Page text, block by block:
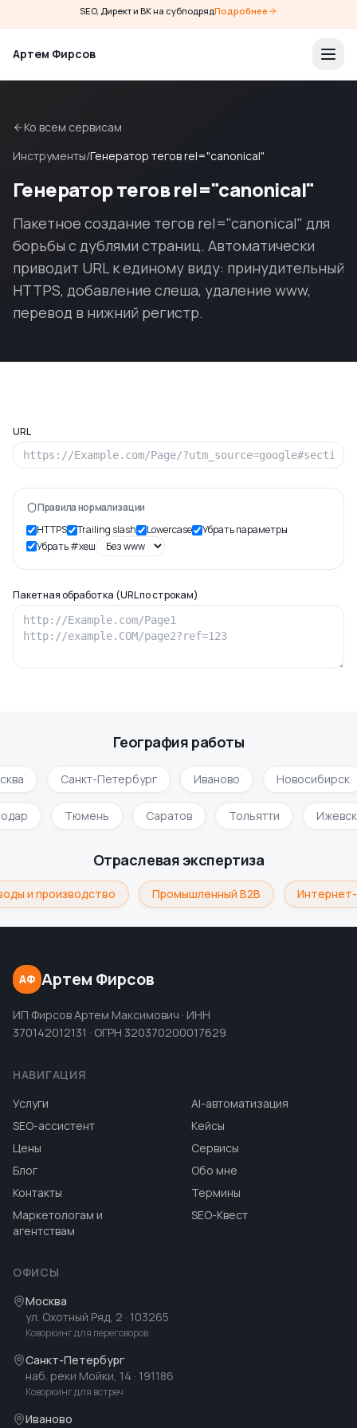
SEO, Директ и ВК на субподрядПодробнее
Артем Фирсов
Ко всем сервисам
Инструменты/Генератор тегов rel="canonical"
Генератор тегов rel="canonical"
Пакетное создание тегов rel="canonical" для
борьбы с дублями страниц. Автоматически
приводит URL к единому виду: принудительный
HTTPS, добавление слеша, удаление www,
перевод в нижний регистр.
URL
Правила нормализации
HTTPS
Trailing slash Lowercase
Убрать параметры
Убрать #хеш
Пакетная обработка (URL по строкам)
География работы
Санкт-Петербург Иваново Новосибирск
Тюмень Саратов Тольятти
Отраслевая экспертиза
и производство Промышленный B2B
АФ Артем Фирсов
ИП Фирсов Артем Максимович · ИНН
370142012131 · ОГРН 320370200017629
НАВИГАЦИЯ
Услуги
AI-автоматизация
SEO-ассистент
Кейсы
Цены
Сервисы
Блог
Обо мне
Контакты
Термины
Маркетологам и
агентствам
SEO-Квест
ОФИСЫ
Москва
ул. Охотный Ряд, 2 · 103265
Коворкинг для переговоров
Санкт-Петербург
наб. реки Мойки, 14 · 191186
Коворкинг для встреч
Иваново